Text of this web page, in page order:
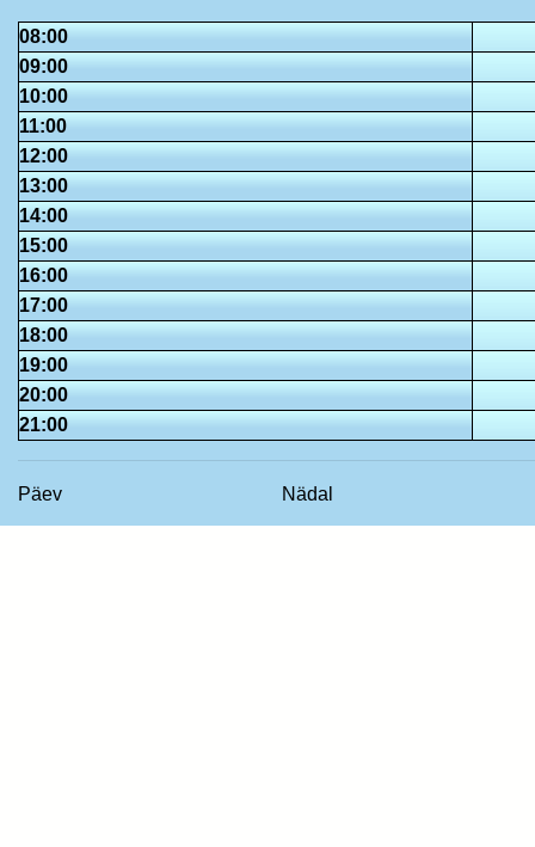
08:00
09:00
10:00
11:00
12:00
13:00
14:00
15:00
16:00
17:00
18:00
19:00
20:00
21:00
Päev Nädal